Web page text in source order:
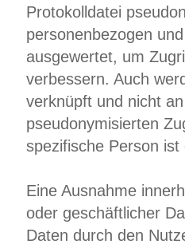
Protokolldatei
personenbezogen
ausgewertet, um
verbessern. Auch
verknüpft und nicht
pseudonymisierten
spezifische Person
Eine Ausnahme
oder geschäftlicher
Daten durch den